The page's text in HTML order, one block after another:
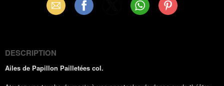
Email Facebook WhatsAppPinterest
DESCRIPTION
Ailes de Papillon Pailletées col.